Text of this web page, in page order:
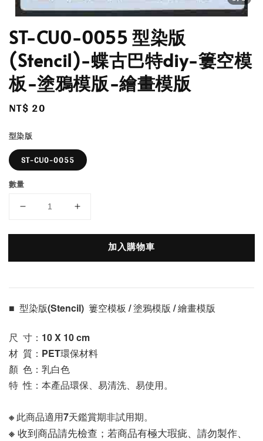
ST-CU0-0055 型染版
(Stencil)-蝶古巴特diy-簍空模
板-塗鴉模版-繪畫模版
Regular
NT$ 20
型染版
ST-CU0-0055
數量
加入購物車
■  型染版(Stencil)  簍空模板 / 塗鴉模版 / 繪畫模版
尺  寸：10 X 10 cm
材  質：PET環保材料
顏  色：乳白色
特  性：本產品環保、易清洗、易使用。
※ 此商品適用7天鑑賞期非試用期。
※ 收到商品請先檢查；若商品有極大瑕疵、請勿製作、